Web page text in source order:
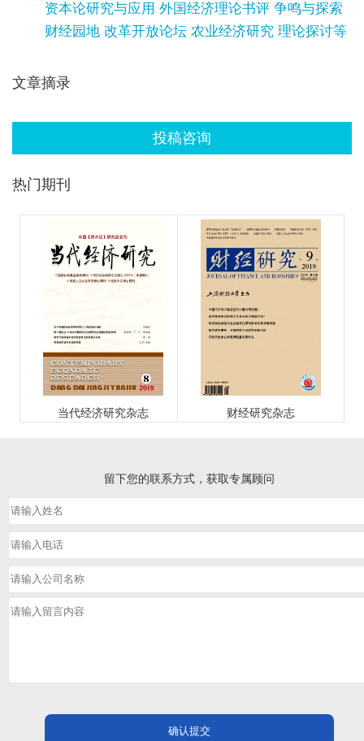
资本论研究与应用 外国经济理论书评 争鸣与探索
财经园地 改革开放论坛 农业经济研究 理论探讨等
文章摘录
投稿咨询
热门期刊
当代经济研究杂志 财经研究杂志
留下您的联系方式，获取专属顾问